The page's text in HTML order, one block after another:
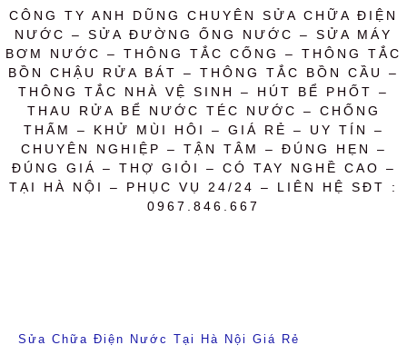
CÔNG TY ANH DŨNG CHUYÊN SỬA CHỮA ĐIỆN
NƯỚC – SỬA ĐƯỜNG ỐNG NƯỚC – SỬA MÁY
BƠM NƯỚC – THÔNG TẮC CỐNG – THÔNG TẮC
BỒN CHẬU RỬA BÁT – THÔNG TẮC BỒN CẦU –
THÔNG TẮC NHÀ VỆ SINH – HÚT BỂ PHỐT –
THAU RỬA BỂ NƯỚC TÉC NƯỚC – CHỐNG
THẤM – KHỬ MÙI HÔI – GIÁ RẺ – UY TÍN –
CHUYÊN NGHIỆP – TẬN TÂM – ĐÚNG HẸN –
ĐÚNG GIÁ – THỢ GIỎI – CÓ TAY NGHỀ CAO –
TẠI HÀ NỘI – PHỤC VỤ 24/24 – LIÊN HỆ SĐT :
0967.846.667
Sửa Chữa Điện Nước Tại Hà Nội Giá Rẻ